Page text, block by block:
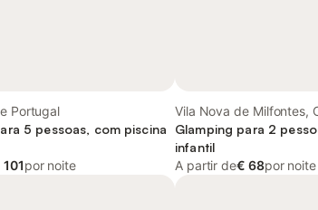
Portugal
5 pessoas, com piscina
por noite
Vila Nova de Milfontes,
Glamping para 2
infantil
A partir de€ 68por noite